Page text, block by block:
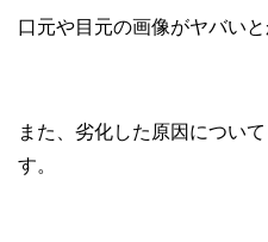
口元や目元の画像がヤバい
また、劣化した原因につい
す。